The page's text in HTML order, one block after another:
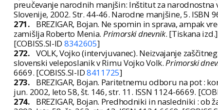
preučevanje narodnih manjšin: Inštitut za narodnostna
Slovenije, 2002. Str. 44-46. Narodne manjšine, 5. ISBN
271.
BREZIGAR, Bojan. Ne spomin in sprava, ampak
zamišlja Roberto Menia. Primorski dnevnik. [Tiskana
[COBISS.SI-ID 8342605]
272. VOLK, Vojko (intervjuvanec). Neizvajanje
slovenski veleposlanik v Rimu Vojko Volk.Primorski
6669. [COBISS.SI-ID8411725]
273.
BREZIGAR, Bojan. Paritetnemu odboru na pot :
jun. 2002, leto 58, št. 146, str. 11. ISSN 1124-6669.
274.
BREZIGAR, Bojan. Predhodniki in nasledniki : ob